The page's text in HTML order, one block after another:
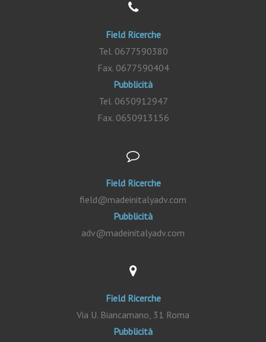
Field Ricerche
Tel. 0677590380
Fax. 0677590404
Pubblicità
Tel. 0650912947
Fax. 0650913156
Field Ricerche
field@madeinitalyadv.com
Pubblicità
adv@madeinitalyadv.com
Field Ricerche
Via U. Biancamano, 31 Roma
Pubblicità